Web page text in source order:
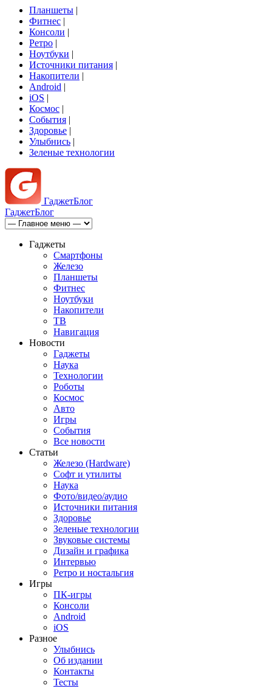
Планшеты |
Фитнес |
Консоли |
Ретро |
Ноутбуки |
Источники питания |
Накопители |
Android |
iOS |
Космос |
События |
Здоровье |
Улыбнись |
Зеленые технологии
ГаджетБлог
ГаджетБлог
Гаджеты
Смартфоны
Железо
Планшеты
Фитнес
Ноутбуки
Накопители
ТВ
Навигация
Новости
Гаджеты
Наука
Технологии
Роботы
Космос
Авто
Игры
События
Все новости
Статьи
Железо (Hardware)
Софт и утилиты
Наука
Фото/видео/аудио
Источники питания
Здоровье
Зеленые технологии
Звуковые системы
Дизайн и графика
Интервью
Ретро и ностальгия
Игры
ПК-игры
Консоли
Android
iOS
Разное
Улыбнись
Об издании
Контакты
Тесты